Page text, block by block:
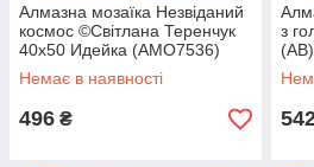
Алмазна мозаїка Незвіданий
космос ©Світлана Теренчук
40х50 Идейка (AMO7536)
Немає в наявності
496 ₴
з